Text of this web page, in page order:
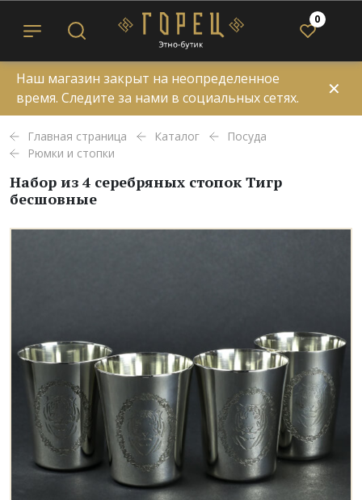
0
Наш магазин закрыт на неопределенное
время. Следите за нами в социальных сетях.
✕
Главная страница Каталог
Посуда
Рюмки и стопки
Набор из 4 серебряных стопок Тигр
бесшовные